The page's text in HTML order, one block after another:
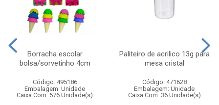
Borracha escolar
bolsa/sorvetinho 4cm
Código: 495186
Embalagem: Unidade
Caixa Com: 576 Unidade(s)
Paliteiro de acrilico 13g para
mesa cristal
Código: 471628
Embalagem: Unidade
Caixa Com: 36 Unidade(s)